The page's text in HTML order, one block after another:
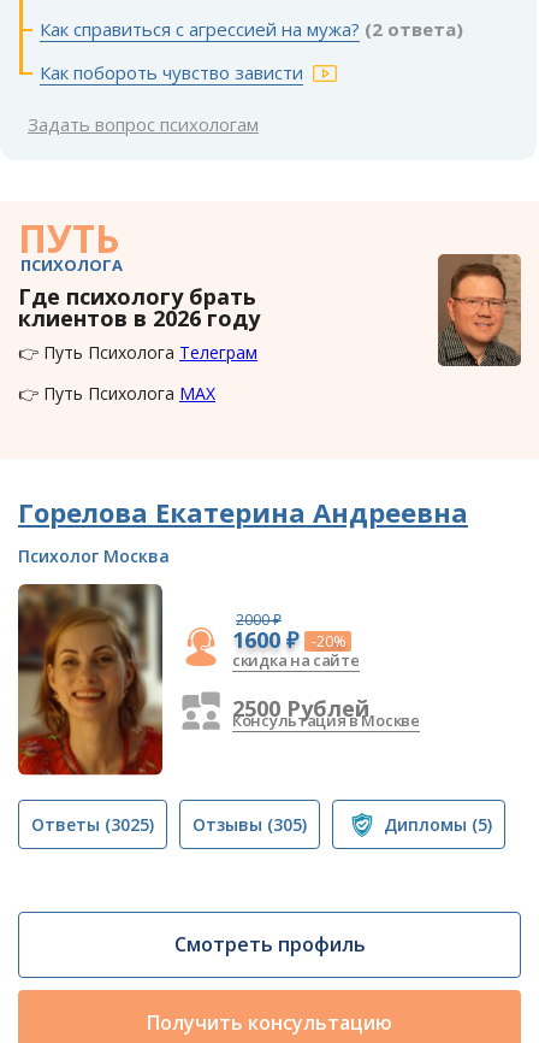
Как справиться с агрессией на мужа? (2 ответа)
Как побороть чувство зависти
Задать вопрос психологам
ПУТЬ
ПСИХОЛОГА
Где психологу брать
клиентов в 2026 году
👉 Путь Психолога Телеграм
👉 Путь Психолога MAX
Горелова Екатерина Андреевна
Психолог Москва
2000 ₽
1600 ₽ -20%
скидка на сайте
2500 Рублей
Консультация в Москве
Ответы (3025) Отзывы (305) Дипломы (5)
Смотреть профиль
Получить консультацию